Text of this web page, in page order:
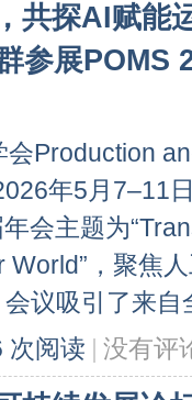
共探AI赋能
参展POMS
Production
年5月7–11
会主题为
，聚焦
议吸引了来自
次阅读 | 没有评